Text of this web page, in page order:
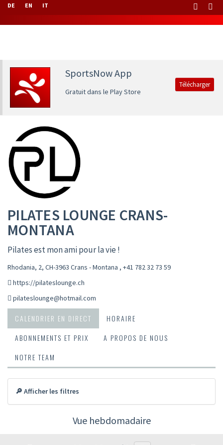
DE EN IT
SportsNow App
Gratuit dans le Play Store
Télécharger
PILATES LOUNGE CRANS-
MONTANA
Pilates est mon ami pour la vie !
Rhodania, 2, CH-3963 Crans - Montana , +41 782 32 73 59
https://pilateslounge.ch
pilateslounge@hotmail.com
CALENDRIER EN DIRECT
HORAIRE
ABONNEMENTS ET PRIX
A PROPOS DE NOUS
NOTRE TEAM
🔎 Afficher les filtres
Vue hebdomadaire